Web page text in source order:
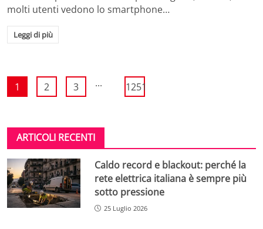
molti utenti vedono lo smartphone…
Leggi di più
1 2 3 ... 1251
ARTICOLI RECENTI
Caldo record e blackout: perché la
rete elettrica italiana è sempre più
sotto pressione
25 Luglio 2026